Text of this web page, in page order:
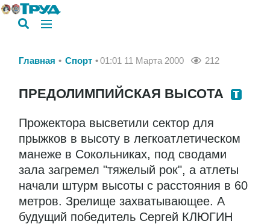
Главная Спорт 01:01 11 Марта 2000 212
ПРЕДОЛИМПИЙСКАЯ ВЫСОТА
Прожектора высветили сектор для
прыжков в высоту в легкоатлетическом
манеже в Сокольниках, под сводами
зала загремел "тяжелый рок", а атлеты
начали штурм высоты с расстояния в 60
метров. Зрелище захватывающее. А
будущий победитель Сергей КЛЮГИН